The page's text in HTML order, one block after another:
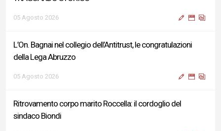
05 Agosto 2026
L’On. Bagnai nel collegio dell’Antitrust, le congratulazioni
della Lega Abruzzo
05 Agosto 2026
Ritrovamento corpo marito Roccella: il cordoglio del
sindaco Biondi